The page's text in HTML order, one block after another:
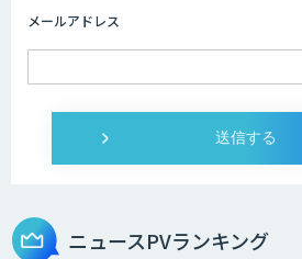
メールアドレス
ニュースPVランキング